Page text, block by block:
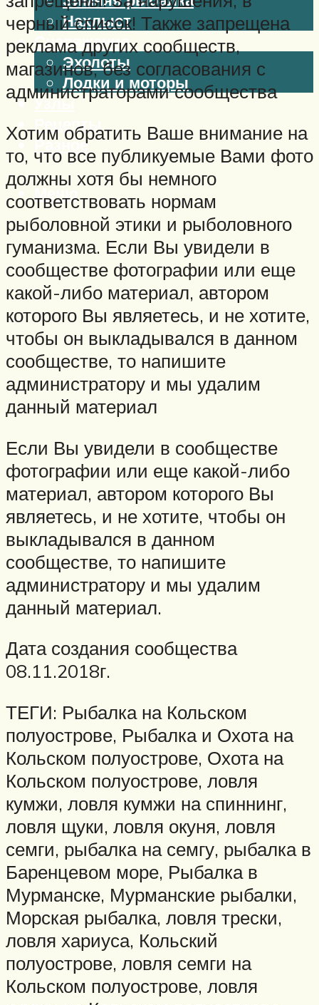
Нахлыст
Снаряжение
Эхолоты
Лодки и моторы
Узлы
Рецепты
Разное
черный список! Также запрещена
реклама других сообществ,
магазинов, без согласования с
администраторами сообщества
Хотим обратить Ваше внимание на
то, что все публикуемые Вами фото
должны хотя бы немного
соответствовать нормам
рыболовной этики и рыболовного
гуманизма. Если Вы увидели в
сообществе фотографии или еще
какой-либо материал, автором
которого Вы являетесь, и не хотите,
чтобы он выкладывался в данном
сообществе, то напишите
администратору и мы удалим
данный материал
Если Вы увидели в сообществе
фотографии или еще какой-либо
материал, автором которого Вы
являетесь, и не хотите, чтобы он
выкладывался в данном
сообществе, то напишите
администратору и мы удалим
данный материал.
Дата создания сообщества
08.11.2018г.
ТЕГИ: Рыбалка на Кольском
полуострове, Рыбалка и Охота на
Кольском полуострове, Охота на
Кольском полуострове, ловля
кумжи, ловля кумжи на спиннинг,
ловля щуки, ловля окуня, ловля
семги, рыбалка на семгу, рыбалка в
Баренцевом море, Рыбалка в
Мурманске, Мурманские рыбалки,
Морская рыбалка, ловля трески,
ловля хариуса, Кольский
полуострове, ловля семги на
Кольском полуострове, ловля